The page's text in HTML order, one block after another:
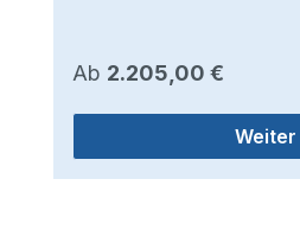
Regulärer Preis:
Ab 2.205,00 €
Weiter